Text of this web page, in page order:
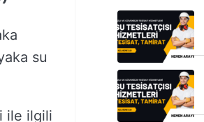
su
ile ilgili